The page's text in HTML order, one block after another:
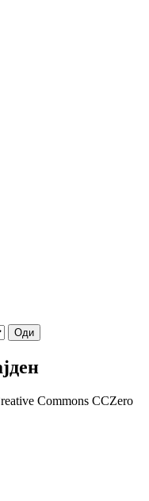
Оди
Commons CCZero